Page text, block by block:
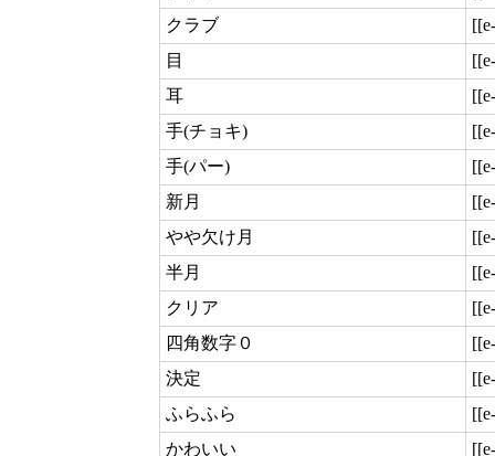
クラブ
目
耳
手(チョキ)
手(パー)
新月
やや欠け月
半月
クリア
四角数字０
決定
ふらふら
かわいい